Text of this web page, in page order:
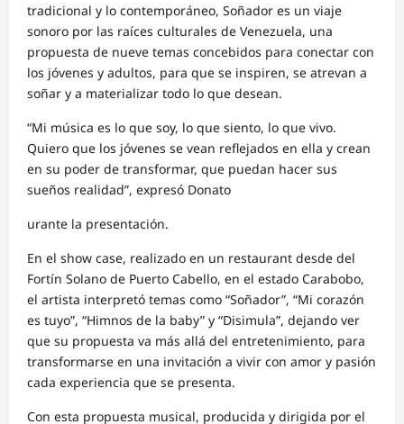
tradicional y lo contemporáneo, Soñador es un viaje
sonoro por las raíces culturales de Venezuela, una
propuesta de nueve temas concebidos para conectar con
los jóvenes y adultos, para que se inspiren, se atrevan a
soñar y a materializar todo lo que desean.
“Mi música es lo que soy, lo que siento, lo que vivo.
Quiero que los jóvenes se vean reflejados en ella y crean
en su poder de transformar, que puedan hacer sus
sueños realidad”, expresó Donato
urante la presentación.
En el show case, realizado en un restaurant desde del
Fortín Solano de Puerto Cabello, en el estado Carabobo,
el artista interpretó temas como “Soñador”, “Mi corazón
es tuyo”, “Himnos de la baby” y “Disimula”, dejando ver
que su propuesta va más allá del entretenimiento, para
transformarse en una invitación a vivir con amor y pasión
cada experiencia que se presenta.
Con esta propuesta musical, producida y dirigida por el